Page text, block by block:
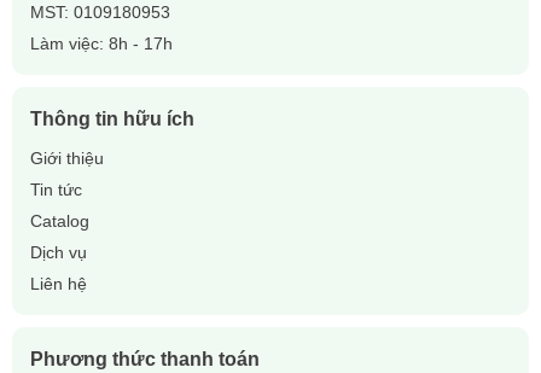
MST: 0109180953
Làm việc: 8h - 17h
Thông tin hữu ích
Giới thiệu
Tin tức
Catalog
Dịch vụ
Liên hệ
Phương thức thanh toán